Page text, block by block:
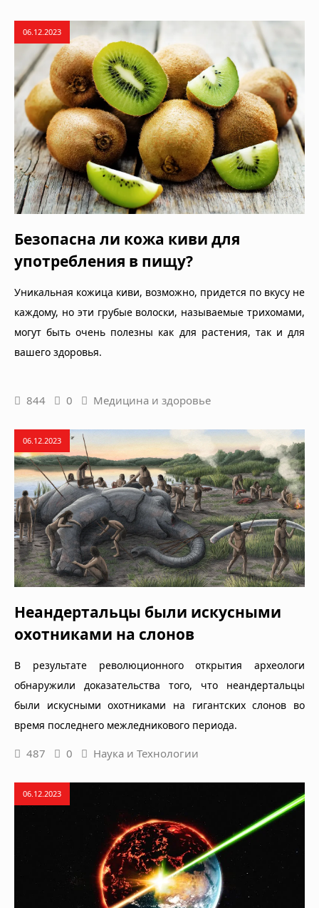
06.12.2023
Безопасна ли кожа киви для
употребления в пищу?
Уникальная кожица киви, возможно, придется по вкусу не
каждому, но эти грубые волоски, называемые трихомами,
могут быть очень полезны как для растения, так и для
вашего здоровья.
844 0 Медицина и здоровье
06.12.2023
Неандертальцы были искусными
охотниками на слонов
В результате революционного открытия археологи
обнаружили доказательства того, что неандертальцы
были искусными охотниками на гигантских слонов во
время последнего межледникового периода.
487 0 Наука и Технологии
06.12.2023